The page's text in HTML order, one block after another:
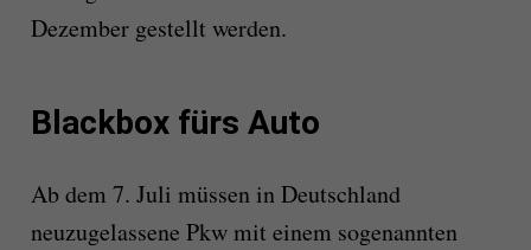
Dezember gestellt werden.
Blackbox fürs Auto
Ab dem 7. Juli müssen in Deutschland
neuzugelassene Pkw mit einem sogenannten